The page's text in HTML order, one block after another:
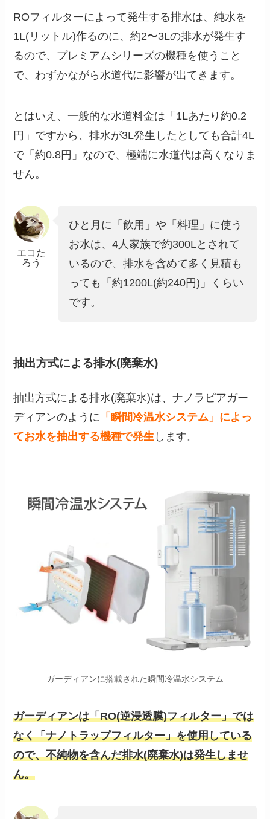
ROフィルターによって発生する排水は、純水を
1L(リットル)作るのに、約2〜3Lの排水が発生す
るので、プレミアムシリーズの機種を使うこと
で、わずかながら水道代に影響が出てきます。
とはいえ、一般的な水道料金は「1Lあたり約0.2
円」ですから、排水が3L発生したとしても合計4L
で「約0.8円」なので、極端に水道代は高くなりま
せん。
エコた
ろう
ひと月に「飲用」や「料理」に使う
お水は、4人家族で約300Lとされて
いるので、排水を含めて多く見積も
っても「約1200L(約240円)」くらい
です。
抽出方式による排水(廃棄水)
抽出方式による排水(廃棄水)は、ナノラピアガー
ディアンのように 「瞬間冷温水システム」によっ
てお水を抽出する機種で発生 します。
ガーディアンに搭載された瞬間冷温水システム
ガーディアンは「RO(逆浸透膜)フィルター」では
なく「ナノトラップフィルター」を使用している
ので、不純物を含んだ排水(廃棄水)は発生しませ
ん。